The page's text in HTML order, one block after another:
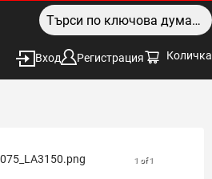
Вход Регистрация Количка
1 of 1